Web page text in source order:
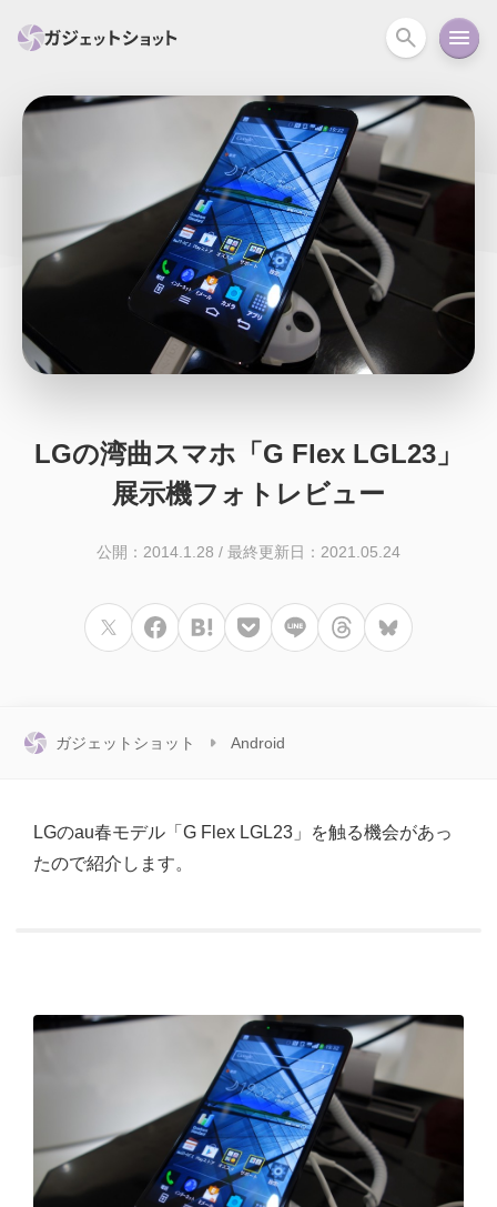
PC関連 カメラ
セール情報 スマートホーム アクションカメラ
回線 iPhone iPad Mac Android
オーディオ 周辺機器
LGの湾曲スマホ「G Flex LGL23」
展示機フォトレビュー
公開：2014.1.28 / 最終更新日：2021.05.24
ガジェットショット Android
LGのau春モデル「G Flex LGL23」を触る機会があっ
たので紹介します。